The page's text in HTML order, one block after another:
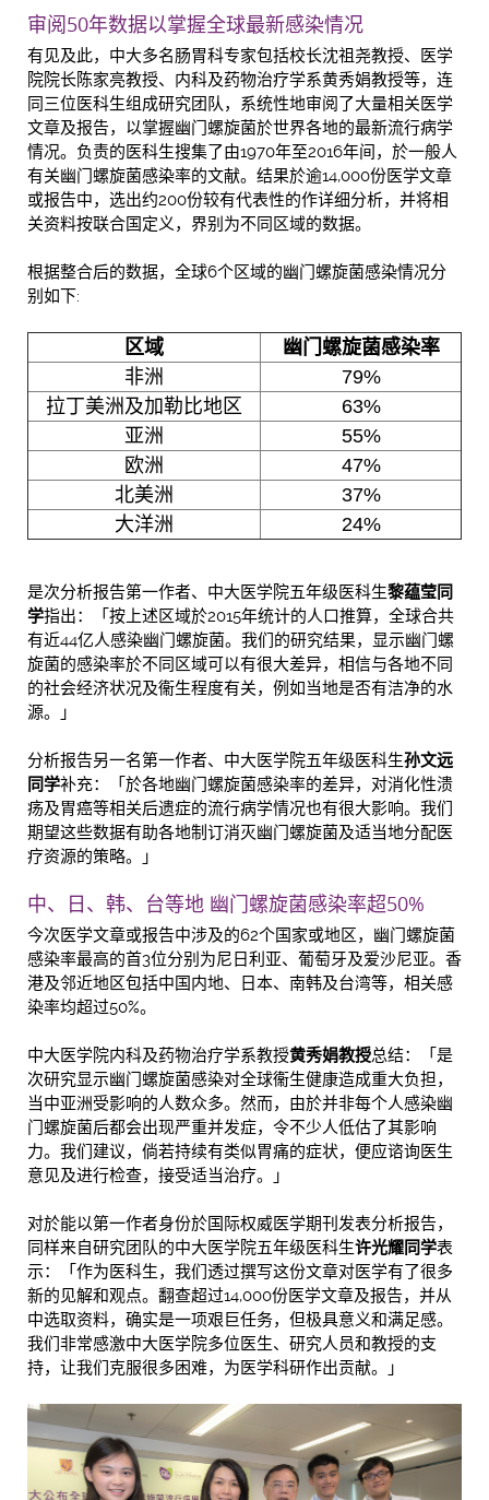
审阅50年数据以掌握全球最新感染情况
有见及此，中大多名肠胃科专家包括校长沈祖尧教授、医学
院院长陈家亮教授、内科及药物治疗学系黄秀娟教授等，连
同三位医科生组成研究团队，系统性地审阅了大量相关医学
文章及报告，以掌握幽门螺旋菌於世界各地的最新流行病学
情况。负责的医科生搜集了由1970年至2016年间，於一般人
有关幽门螺旋菌感染率的文献。结果於逾14,000份医学文章
或报告中，选出约200份较有代表性的作详细分析，并将相
关资料按联合国定义，界别为不同区域的数据。
根据整合后的数据，全球6个区域的幽门螺旋菌感染情况分
别如下:
区域
幽门螺旋菌感染率
非洲
79%
拉丁美洲及加勒比地区
63%
亚洲
55%
欧洲
47%
北美洲
37%
大洋洲
24%
是次分析报告第一作者、中大医学院五年级医科生黎蕴莹同
学指出：「按上述区域於2015年统计的人口推算，全球合共
有近44亿人感染幽门螺旋菌。我们的研究结果，显示幽门螺
旋菌的感染率於不同区域可以有很大差异，相信与各地不同
的社会经济状况及衞生程度有关，例如当地是否有洁净的水
源。」
分析报告另一名第一作者、中大医学院五年级医科生孙文远
同学补充：「於各地幽门螺旋菌感染率的差异，对消化性溃
疡及胃癌等相关后遗症的流行病学情况也有很大影响。我们
期望这些数据有助各地制订消灭幽门螺旋菌及适当地分配医
疗资源的策略。」
中、日、韩、台等地 幽门螺旋菌感染率超50%
今次医学文章或报告中涉及的62个国家或地区，幽门螺旋菌
感染率最高的首3位分别为尼日利亚、葡萄牙及爱沙尼亚。香
港及邻近地区包括中国内地、日本、南韩及台湾等，相关感
染率均超过50%。
中大医学院内科及药物治疗学系教授黄秀娟教授总结：「是
次研究显示幽门螺旋菌感染对全球衞生健康造成重大负担，
当中亚洲受影响的人数众多。然而，由於并非每个人感染幽
门螺旋菌后都会出现严重并发症，令不少人低估了其影响
力。我们建议，倘若持续有类似胃痛的症状，便应谘询医生
意见及进行检查，接受适当治疗。」
对於能以第一作者身份於国际权威医学期刊发表分析报告，
同样来自研究团队的中大医学院五年级医科生许光耀同学表
示：「作为医科生，我们透过撰写这份文章对医学有了很多
新的见解和观点。翻查超过14,000份医学文章及报告，并从
中选取资料，确实是一项艰巨任务，但极具意义和满足感。
我们非常感激中大医学院多位医生、研究人员和教授的支
持，让我们克服很多困难，为医学科研作出贡献。」